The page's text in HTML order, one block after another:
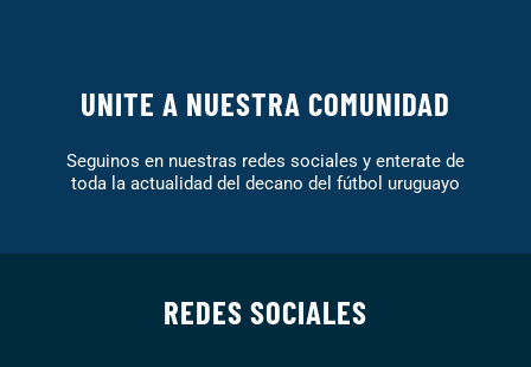
UNITE A NUESTRA COMUNIDAD
Seguinos en nuestras redes sociales y enterate de
toda la actualidad del decano del fútbol uruguayo
REDES SOCIALES